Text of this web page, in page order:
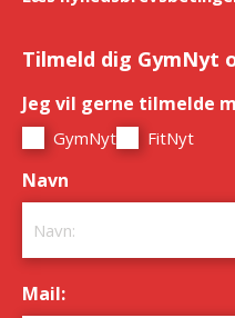
Tilmeld dig GymNyt
Jeg vil gerne tilmelde
GymNyt FitNyt
Navn
Mail: